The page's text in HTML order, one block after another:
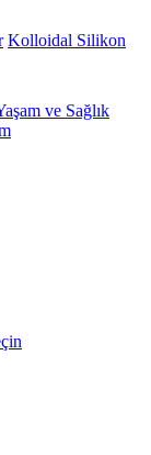
Kolloidal Silikon
ve Sağlık